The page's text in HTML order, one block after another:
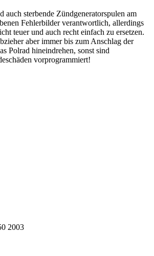
auch sterbende Zündgeneratorspulen am
Fehlerbilder verantwortlich, allerdings
teuer und auch recht einfach zu ersetzen.
aber immer bis zum Anschlag der
Polrad hineindrehen, sonst sind
vorprogrammiert!
2003